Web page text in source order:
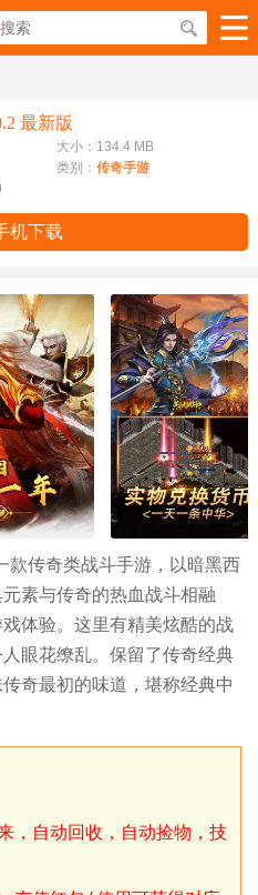
最新版
大小：134.4 MB
类别： 传奇手游
机下载
款传奇类战斗手游，以暗黑西
素与传奇的热血战斗相融
体验。这里有精美炫酷的战
眼花缭乱。保留了传奇经典
奇最初的味道，堪称经典中
，自动回收，自动捡物，技